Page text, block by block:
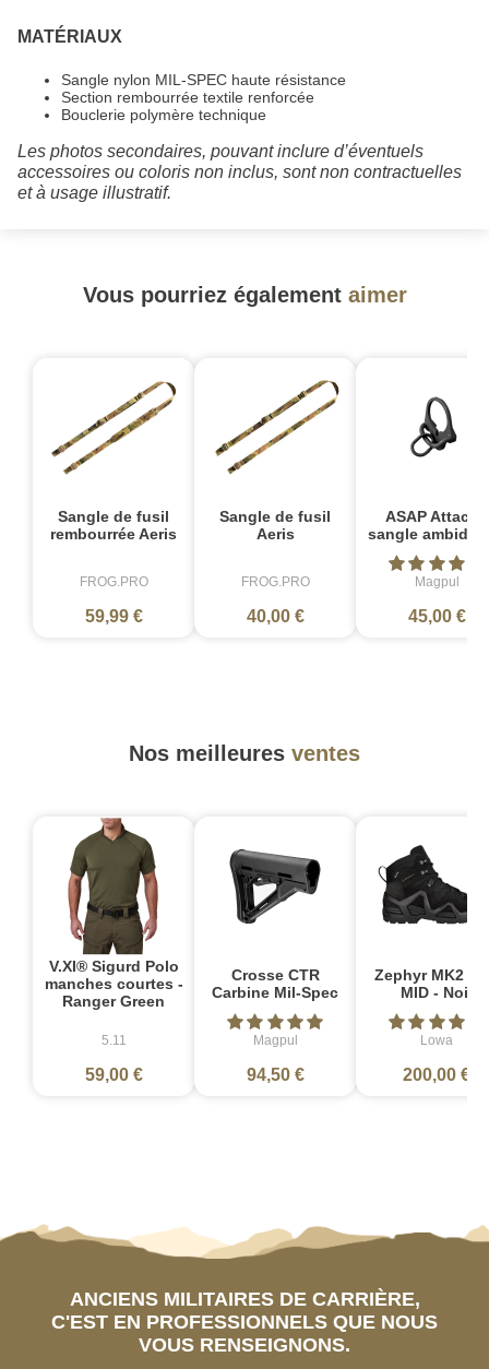
MATÉRIAUX
Sangle nylon MIL-SPEC haute résistance
Section rembourrée textile renforcée
Bouclerie polymère technique
Les photos secondaires, pouvant inclure d’éventuels
accessoires ou coloris non inclus, sont non contractuelles
et à usage illustratif.
Vous pourriez également aimer
Sangle de fusil
rembourrée Aeris
FROG.PRO
59,99 €
Sangle de fusil
Aeris
FROG.PRO
40,00 €
ASAP Attache
sangle
Magpul
45,00 €
Nos meilleures ventes
V.XI® Sigurd Polo
manches courtes -
Ranger Green
5.11
59,00 €
Crosse CTR
Carbine Mil-Spec
Magpul
94,50 €
Zephyr MK2
MID - Noir
Lowa
200,00 €
ANCIENS MILITAIRES DE CARRIÈRE,
C'EST EN PROFESSIONNELS QUE NOUS
VOUS RENSEIGNONS.